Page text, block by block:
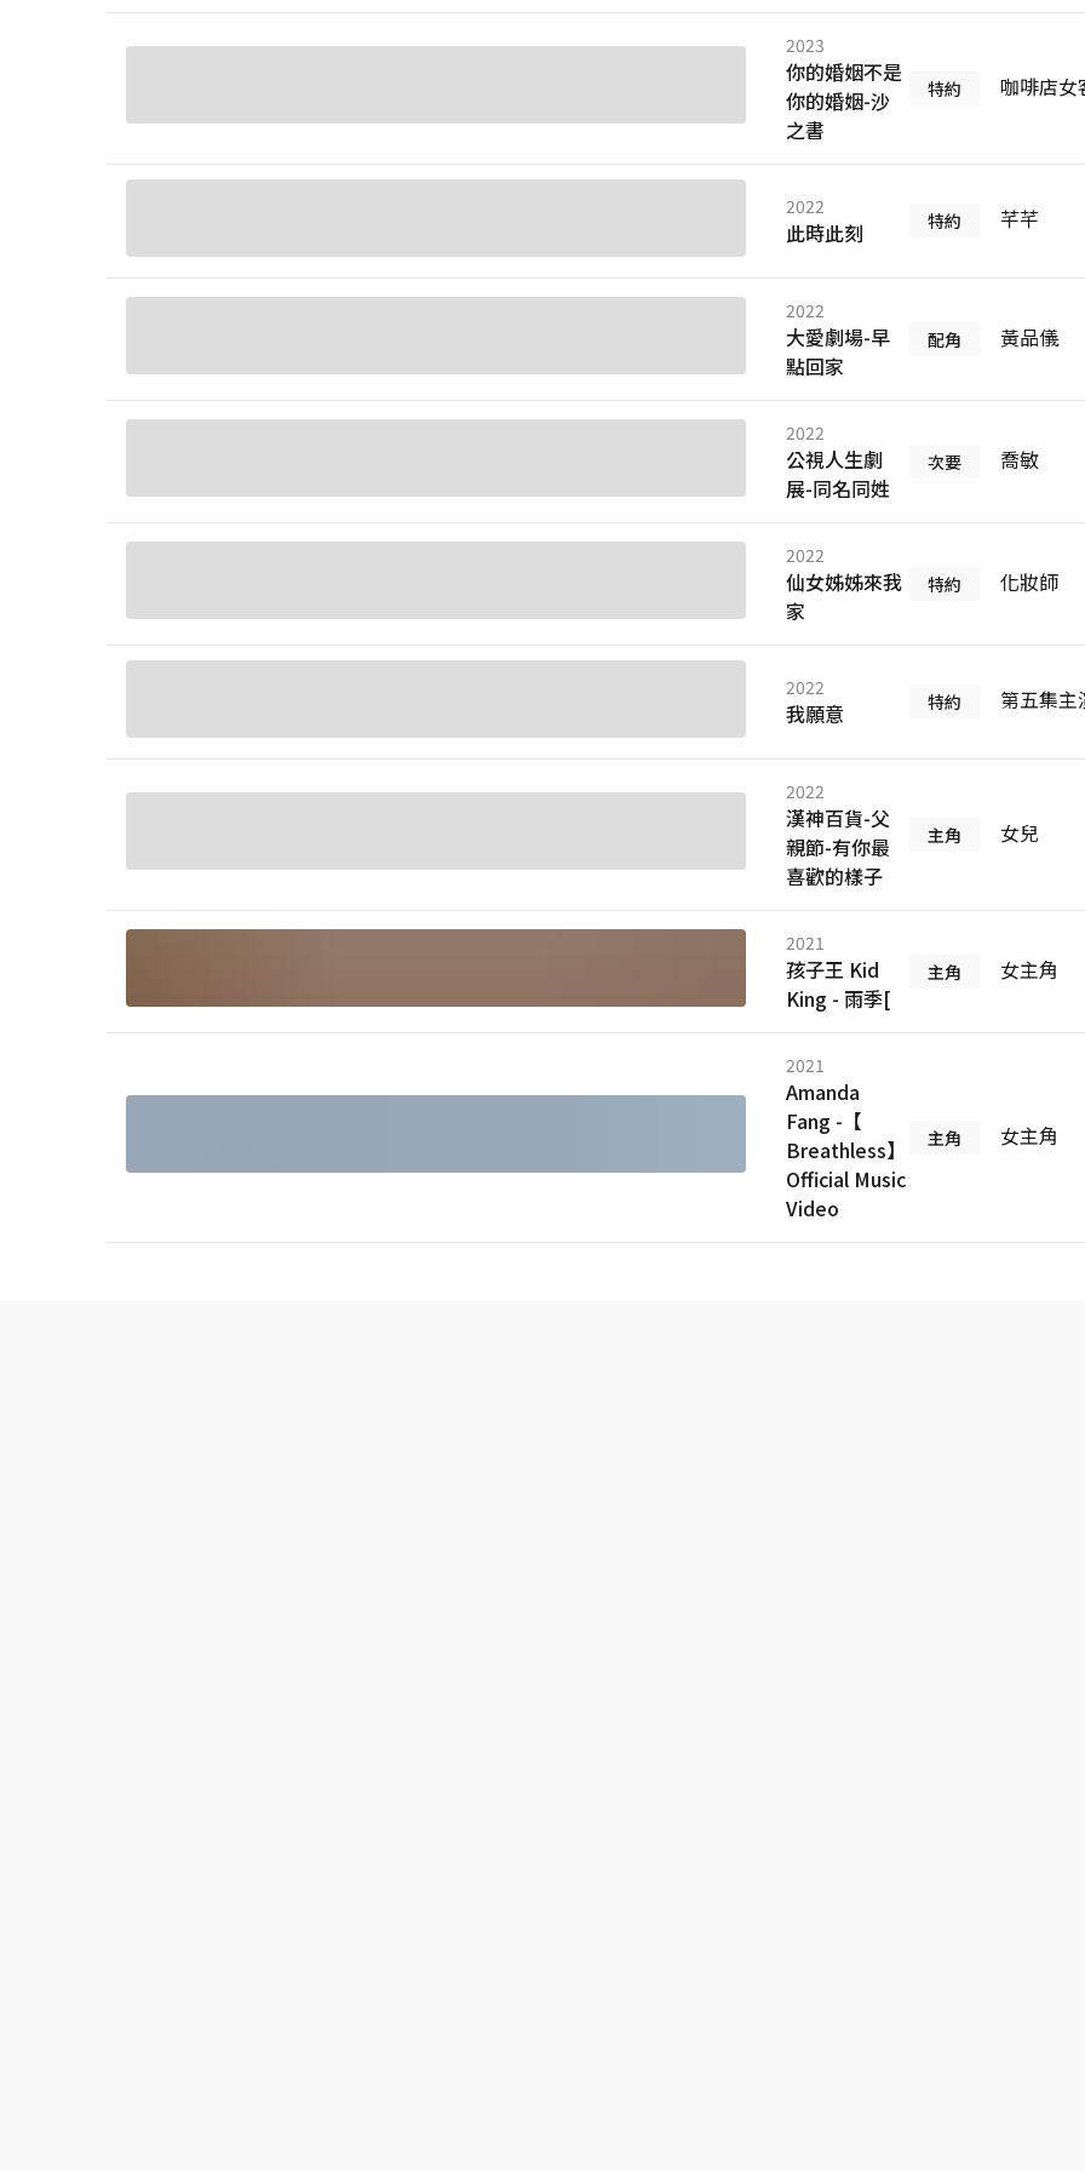
2023
你的婚姻不是
你的婚姻-沙
之書
特約 咖啡店女
2022
此時此刻 特約 芊芊
2022
大愛劇場-早
點回家
配角 黃品儀
2022
公視人生劇
展-同名同姓
次要 喬敏
2022
仙女姊姊來我
家
特約 化妝師
2022
我願意 特約 第五集主
2022
漢神百貨-父
親節-有你最
喜歡的樣子
主角 女兒
2021
孩子王 Kid
King - 雨季[
主角 女主角
2021
Amanda
Fang -【
Breathless】
Official Music
Video
主角 女主角